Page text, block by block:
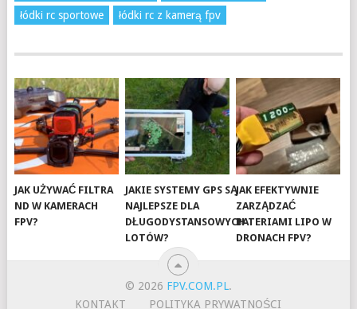
łódki rc sportowe
łódki rc z kamerą fpv
JAK UŻYWAĆ FILTRA
ND W KAMERACH
FPV?
JAKIE SYSTEMY GPS SĄ
NAJLEPSZE DLA
DŁUGODYSTANSOWYCH
LOTÓW?
JAK EFEKTYWNIE
ZARZĄDZAĆ
BATERIAMI LIPO W
DRONACH FPV?
© 2026 FPV.COM.PL.
KONTAKT
POLITYKA PRYWATNOŚCI